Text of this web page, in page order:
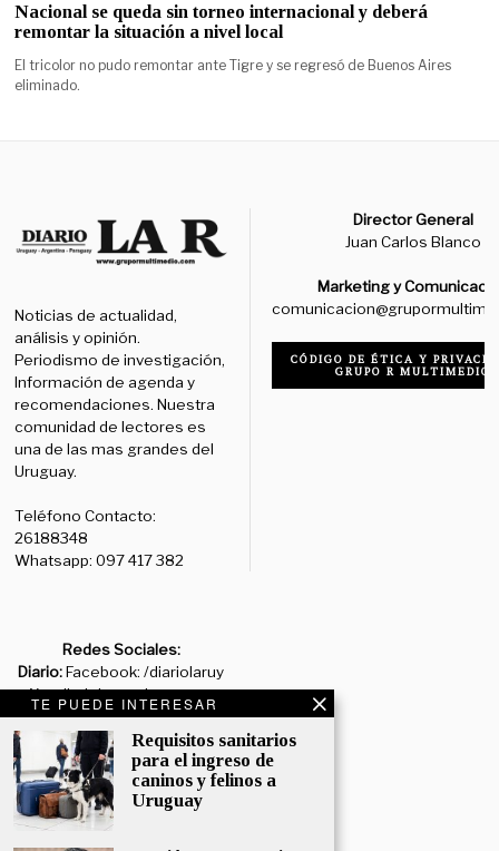
TE PUEDE INTERESAR
Requisitos sanitarios
para el ingreso de
caninos y felinos a
Uruguay
Nacional se queda sin torneo internacional y deberá
remontar la situación a nivel local
El tricolor no pudo remontar ante Tigre y se regresó de Buenos Aires
eliminado.
Noticias de actualidad,
análisis y opinión.
Periodismo de investigación,
Información de agenda y
recomendaciones. Nuestra
comunidad de lectores es
una de las mas grandes del
Uruguay.
Teléfono Contacto:
26188348
Whatsapp: 097 417 382
Director General
Juan Carlos Blanco
Marketing y
CÓDIGO DE ÉTICA Y
GRUPO R MULTIMEDIO
Redes Sociales:
Diario:Facebook: /diariolaruy
- X: @diariolaruy - Instagram:
@diariolar_uy
Departamento Comercial:
comercial@grupormultimedio.com
Departamento de Avisos: